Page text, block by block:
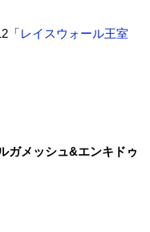
「 レイスウォール王室
ガメッシュ&エンキドゥ